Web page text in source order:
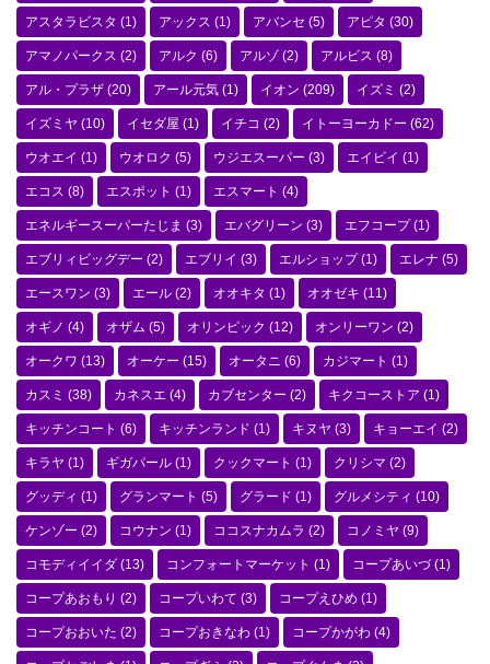
アスタラビスタ (1) アックス (1) アバンセ (5) アピタ (30)
アマノパークス (2) アルク (6) アルゾ(2) アルビス (8)
アル・プラザ (20) アール元気 (1) イオン (209) イズミ (2)
イズミヤ (10) イセダ屋 (1) イチコ (2) イトーヨーカドー (62)
ウオエイ (1) ウオロク (5) ウジエスーパー (3) エイビイ (1)
エコス (8) エスポット (1) エスマート (4)
エネルギースーパーたじま (3) エバグリーン (3) エフコープ(1)
エブリィビッグデー (2) エブリイ (3) エルショップ(1) エレナ (5)
エースワン (3) エール (2) オオキタ (1) オオゼキ (11)
オギノ (4) オザム (5) オリンピック (12) オンリーワン (2)
オークワ (13) オーケー (15) オータニ (6) カジマート (1)
カスミ (38) カネスエ (4) カブセンター (2) キクコーストア (1)
キッチンコート (6) キッチンランド (1) キヌヤ (3) キョーエイ (2)
キラヤ (1) ギガパール (1) クックマート (1) クリシマ (2)
グッディ (1) グランマート (5) グラード (1) グルメシティ (10)
ケンゾー (2) コウナン (1) ココスナカムラ (2) コノミヤ (9)
コモディイイダ (13) コンフォートマーケット (1) コープあいづ(1)
コープあおもり (2) コープいわて (3) コープえひめ (1)
コープおおいた (2) コープおきなわ (1) コープかがわ (4)